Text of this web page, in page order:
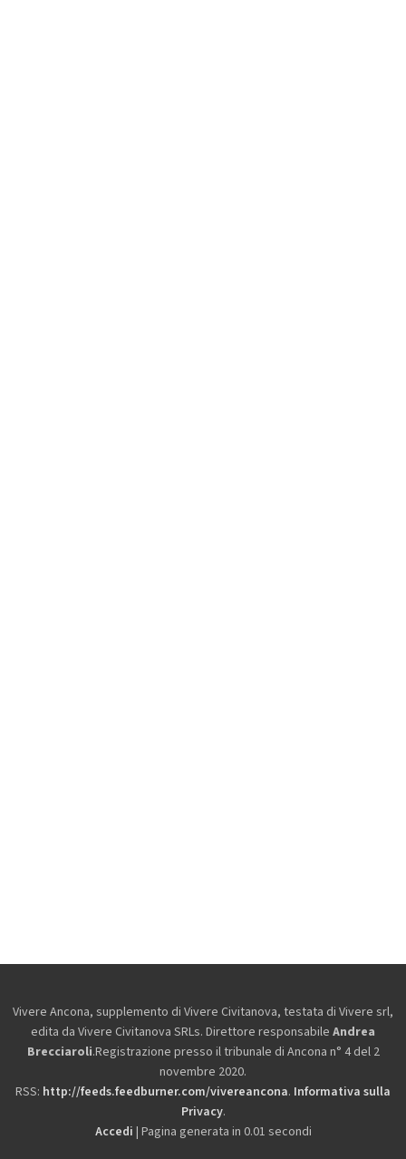
Vivere Ancona, supplemento di Vivere Civitanova, testata di Vivere srl,
edita da Vivere Civitanova SRLs. Direttore responsabile Andrea
Brecciaroli.Registrazione presso il tribunale di Ancona n° 4 del 2
novembre 2020.
RSS: http://feeds.feedburner.com/vivereancona. Informativa sulla
Privacy.
Accedi | Pagina generata in 0.01 secondi